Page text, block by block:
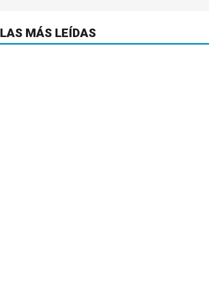
LAS MÁS LEÍDAS